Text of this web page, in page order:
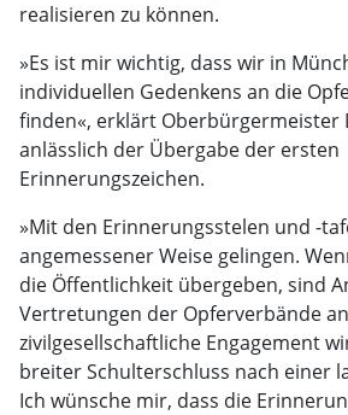
realisieren zu können.
»Es ist mir wichtig, dass wir in
individuellen Gedenkens an die
finden«, erklärt Oberbürgermeister
anlässlich der Übergabe der ersten
Erinnerungszeichen.
»Mit den Erinnerungsstelen und -
angemessener Weise gelingen.
die Öffentlichkeit übergeben, sind
Vertretungen der Opferverbände
zivilgesellschaftliche Engagement
breiter Schulterschluss nach einer
Ich wünsche mir, dass die